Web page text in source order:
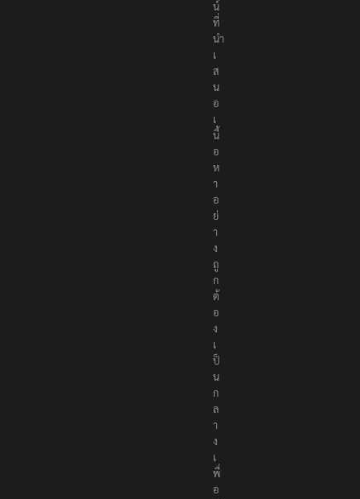
ไ
ล
น์
ที่
นำ
เ
ส
น
อ
เ
นื้
อ
ห
า
อ
ย่
า
ง
ถู
ก
ต้
อ
ง
เ
ป็
น
ก
ล
า
ง
เ